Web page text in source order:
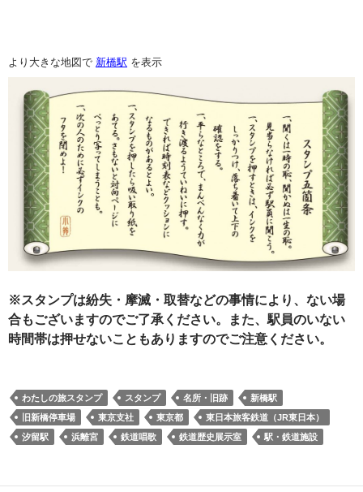
より大きな地図で 新橋駅 を表示
※スタンプは紛失・摩滅・取替などの事情により、ない場
合もございますのでご了承ください。また、駅員のいない
時間帯は押せないこともありますのでご注意ください。
わたしの旅スタンプ スタンプ 名所・旧跡
新橋駅
旧新橋停車場
東京支社 東京都
東日本旅客鉄道（JR東日本）
汐留駅
浜離宮 鉄道唱歌 鉄道歴史展示室 駅・鉄道施設